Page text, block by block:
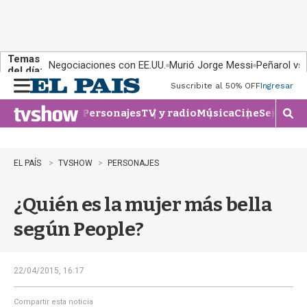
Temas
del día: Negociaciones con EE.UU. Murió Jorge Messi Peñarol
n
u
Suscribite al 50% OFFIngresar
PersonajesTV y radioMúsicaCineSeries
M
o
e
EL PAÍS TVSHOW PERSONAJES
¿Quién es la mujer más bella
según People?
22/04/2015, 16:17
Compartir esta noticia